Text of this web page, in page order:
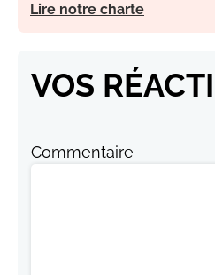
Lire notre charte
VOS
Commentaire